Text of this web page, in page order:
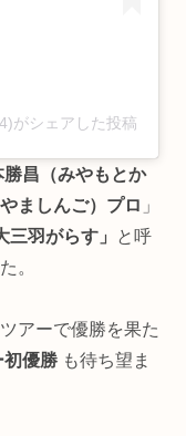
がシェアした投稿
勝昌（みやもとか
ましんご）プロ 」
三羽がらす」
と呼
。
アーで優勝を果た
初優勝 も待ち望ま